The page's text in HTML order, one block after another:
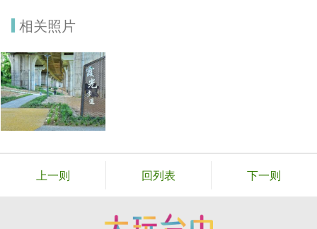
相关照片
上一则 回列表 下一则